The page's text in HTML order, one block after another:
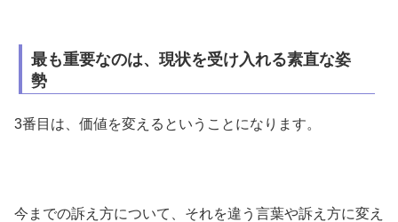
最も重要なのは、現状を受け入れる素直な姿
勢
3番目は、価値を変えるということになります。
今までの訴え方について、それを違う言葉や訴え方に変え